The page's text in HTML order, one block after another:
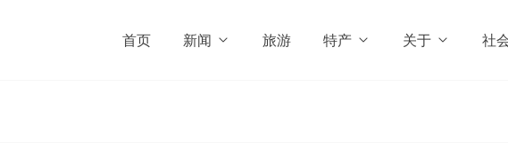
首页 新闻 旅游 特产 关于 社